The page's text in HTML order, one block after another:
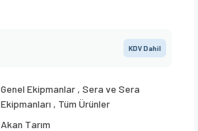
KDV Dahil
Genel Ekipmanlar ,Sera ve Sera
Ekipmanları , Tüm Ürünler
Akan Tarım